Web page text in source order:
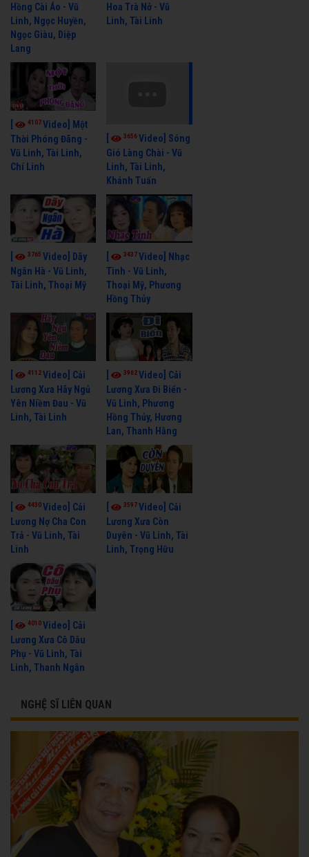
Hồng Cài Áo - Vũ
Linh, Ngọc Huyền,
Ngọc Giàu, Diệp
Lang
Hoa Trà Nở - Vũ
Linh, Tài Linh
4107Video] Một
Thời Phóng Đãng -
Vũ Linh, Tài Linh,
Chí Linh
3656Video] Sóng
Gió Làng Chài - Vũ
Linh, Tài Linh,
Khánh Tuấn
3765 Video] Dãy
Ngân Hà - Vũ Linh,
Tài Linh, Thoại Mỹ
3437Video] Nhạc
Tình - Vũ Linh,
Thoại Mỹ, Phương
Hồng Thủy
4112Video] Cải
Lương Xưa Hãy Ngủ
Yên Niềm Đau - Vũ
Linh, Tài Linh
3962Video] Cải
Lương Xưa Đi Biển -
Vũ Linh, Phương
Hồng Thủy, Hương
Lan, Thanh Hằng
4430Video] Cải
Lương Nợ Cha Con
Trả - Vũ Linh, Tài
Linh
3597Video] Cải
Lương Xưa Còn
Duyên - Vũ Linh, Tài
Linh, Trọng Hữu
[ 4010Video] Cải
Lương Xưa Cô Dâu
Phụ - Vũ Linh, Tài
Linh, Thanh Ngân
NGHỆ SĨ LIÊN QUAN